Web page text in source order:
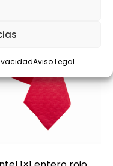
Aviso Legal